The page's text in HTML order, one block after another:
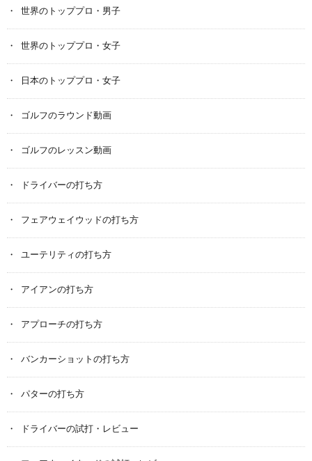
世界のトッププロ・男子
世界のトッププロ・女子
日本のトッププロ・女子
ゴルフのラウンド動画
ゴルフのレッスン動画
ドライバーの打ち方
フェアウェイウッドの打ち方
ユーテリティの打ち方
アイアンの打ち方
アプローチの打ち方
バンカーショットの打ち方
パターの打ち方
ドライバーの試打・レビュー